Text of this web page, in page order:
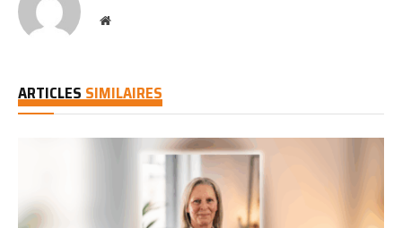
Website
ARTICLESSIMILAIRES